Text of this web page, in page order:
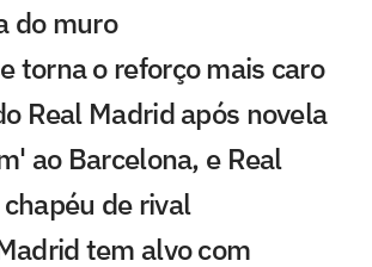
do muro
torna o reforço mais caro
Real Madrid após novela
ao Barcelona, e Real
de rival
tem alvo com